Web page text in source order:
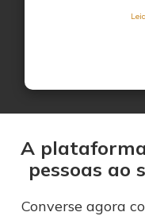
A
pessoas ao
Converse agora